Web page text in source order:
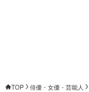
TOP 俳優・女優・芸能人